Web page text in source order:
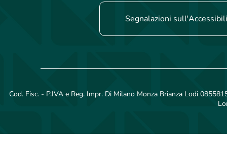
Segnalazioni
Cod. Fisc. - P.IVA e Reg. Impr. Di Milano Monza Brianza Lodi